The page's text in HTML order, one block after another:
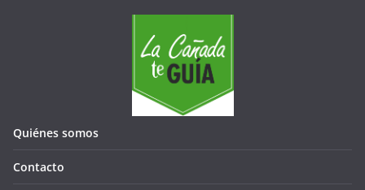
Quiénes somos
Contacto